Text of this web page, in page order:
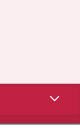
Visa
Visa